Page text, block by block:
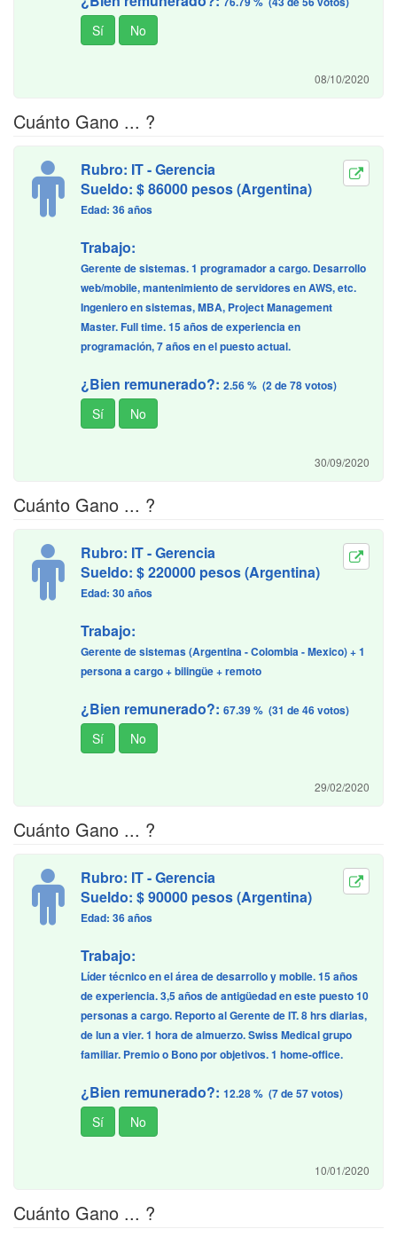
08/10/2020
Cuánto Gano ... ?
Rubro: IT - Gerencia
Sueldo: $ 86000 pesos (Argentina)
Edad: 36 años
Trabajo:
Gerente de sistemas. 1 programador a cargo. Desarrollo
web/mobile, mantenimiento de servidores en AWS, etc.
Ingeniero en sistemas, MBA, Project Management
Master. Full time. 15 años de experiencia en
programación, 7 años en el puesto actual.
¿Bien remunerado?: 2.56 % (2 de 78 votos)
30/09/2020
Cuánto Gano ... ?
Rubro: IT - Gerencia
Sueldo: $ 220000 pesos (Argentina)
Edad: 30 años
Trabajo:
Gerente de sistemas (Argentina - Colombia - Mexico) + 1
persona a cargo + bilingüe + remoto
¿Bien remunerado?: 67.39 % (31 de 46 votos)
29/02/2020
Cuánto Gano ... ?
Rubro: IT - Gerencia
Sueldo: $ 90000 pesos (Argentina)
Edad: 36 años
Trabajo:
Líder técnico en el área de desarrollo y mobile. 15 años
de experiencia. 3,5 años de antigüedad en este puesto 10
personas a cargo. Reporto al Gerente de IT. 8 hrs diarias,
de lun a vier. 1 hora de almuerzo. Swiss Medical grupo
familiar. Premio o Bono por objetivos. 1 home-office.
¿Bien remunerado?: 12.28 % (7 de 57 votos)
10/01/2020
Cuánto Gano ... ?